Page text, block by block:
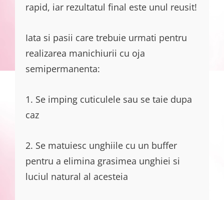
rapid, iar rezultatul final este unul reusit!
Iata si pasii care trebuie urmati pentru
realizarea manichiurii cu oja
semipermanenta:
1. Se imping cuticulele sau se taie dupa
caz
2. Se matuiesc unghiile cu un buffer
pentru a elimina grasimea unghiei si
luciul natural al acesteia